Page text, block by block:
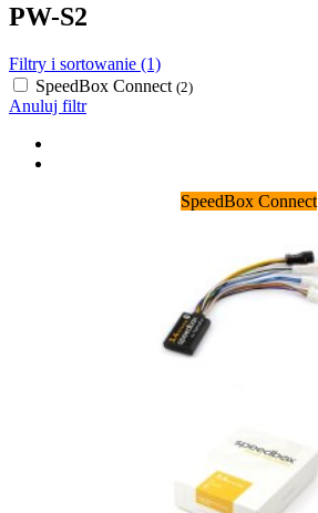
PW-S2
Filtry i sortowanie (1)
SpeedBox Connect (2)
Anuluj filtr
SpeedBox Connect